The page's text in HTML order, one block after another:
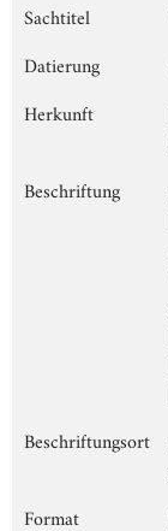
Sachtitel
Datierung
Herkunft
Beschriftung
Beschriftungsort
Format